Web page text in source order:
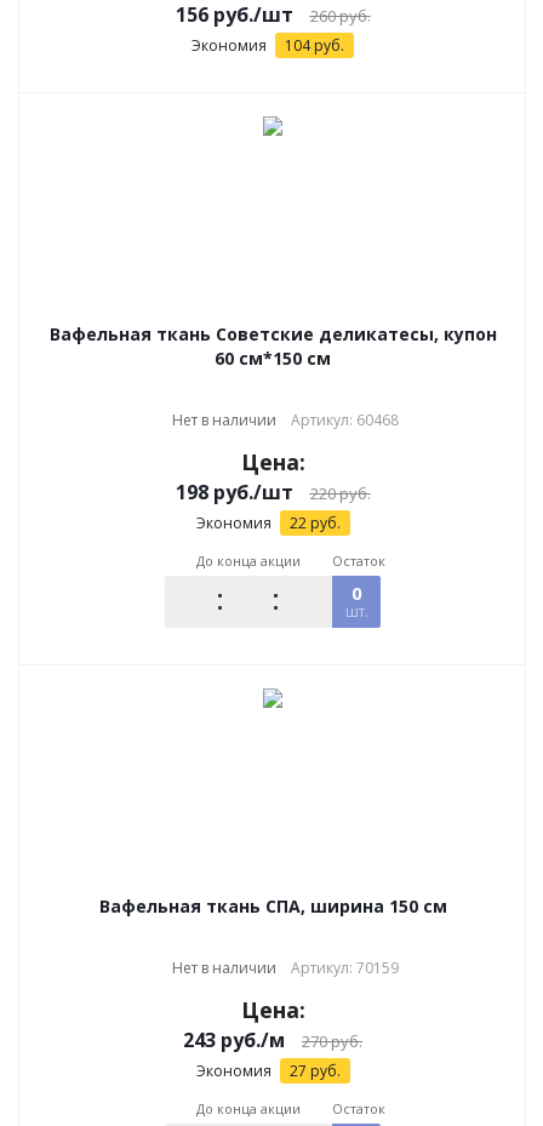
156руб./шт 260руб.
Экономия 104руб.
Вафельная ткань Советские деликатесы, купон
60 см*150 см
Нет в наличии Артикул: 60468
Цена:
198руб./шт 220руб.
Экономия 22руб.
До конца акции Остаток
0
шт.
Вафельная ткань СПА, ширина 150 см
Нет в наличии Артикул: 70159
Цена:
243 руб./м 270руб.
Экономия 27 руб.
До конца акции Остаток